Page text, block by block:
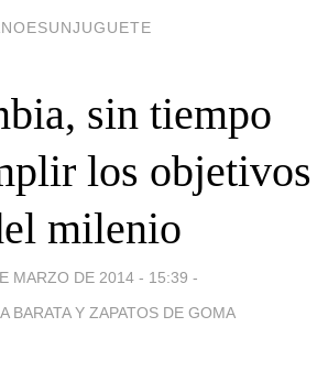
sin tiempo
los objetivos
milenio
MARZO DE 2014 - 15:39 -
BARATA Y ZAPATOS DE GOMA